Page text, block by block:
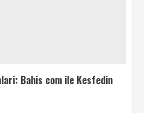
Bahis com ile Kesfedin